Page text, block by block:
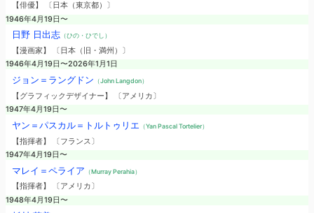
【俳優】 〔日本（東京都）〕
1946年4月19日〜
日野 日出志（ひの・ひでし）
【漫画家】 〔日本（旧・満州）〕
1946年4月19日〜2026年1月1日
ジョン＝ラングドン （John Langdon）
【グラフィックデザイナー】 〔アメリカ〕
1947年4月19日〜
ヤン＝パスカル＝トルトゥリエ （Yan Pascal Tortelier）
【指揮者】 〔フランス〕
1947年4月19日〜
マレイ＝ペライア （Murray Perahia）
【指揮者】 〔アメリカ〕
1948年4月19日〜